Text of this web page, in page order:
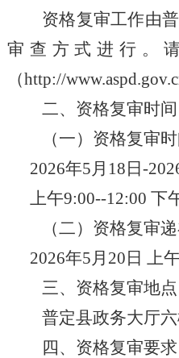
资格复审工作由
审查方式进行。
（http://
二、资格复审时间
（一）资格复审时
2026年5月18日-
上午9:00--12:00 下
（二）资格复审
2026年5月20日 上
三、资格复审地点
普定县政务大厅
四、资格复审要求